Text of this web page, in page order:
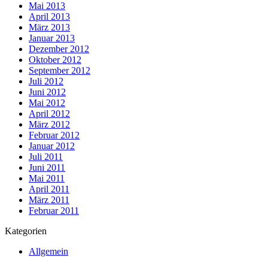
Mai 2013
April 2013
März 2013
Januar 2013
Dezember 2012
Oktober 2012
September 2012
Juli 2012
Juni 2012
Mai 2012
April 2012
März 2012
Februar 2012
Januar 2012
Juli 2011
Juni 2011
Mai 2011
April 2011
März 2011
Februar 2011
Kategorien
Allgemein